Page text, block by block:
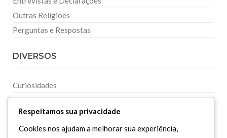
Outras Religiões
Perguntas e Respostas
DIVERSOS
Curiosidades
Dicionário Islâmico
Downloads
Respeitamos sua privacidade
Cookies nos ajudam a melhorar sua experiência,